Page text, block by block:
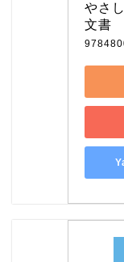
やさ
文書